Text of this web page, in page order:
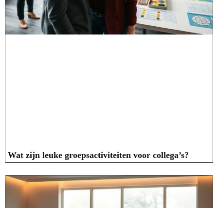
Wat zijn leuke groepsactiviteiten voor collega’s?